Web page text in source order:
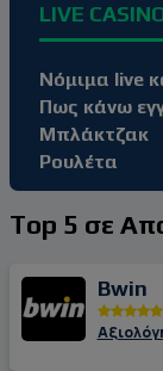
LIVE
Νόμιμα live
Πως κάνω
Μπλάκτζακ
Ρουλέτα
Top 5 σε
Bwin